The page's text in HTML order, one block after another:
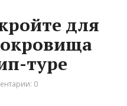
для
туре
0